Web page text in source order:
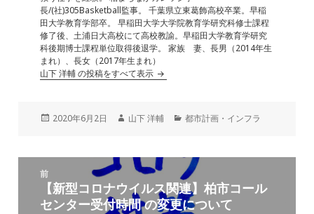
長/(社)305Basketball監事。 千葉県立東葛飾高校卒業。早稲
田大学教育学部卒。 早稲田大学大学院教育学研究科修士課程
修了後、土浦日大高校にて高校教諭。早稲田大学教育学研究
科後期博士課程単位取得後退学。 家族 妻、長男（2014年生
まれ）、長女（2017年生まれ）
山下 洋輔 の投稿をすべて表示
投
2020年6月2日
作
山下 洋輔
カ
リ
ー
都市計画・インフラ
前
の
【新型コロナウイルス関連】柏市コール
センター受付時間 の変更について